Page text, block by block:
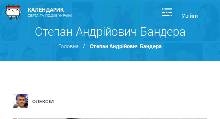
КАЛЕНДАРИК
СВЯТА ТА ПОДІЇ В УКРАЇНІ Увійти
Степан Андрійович Бандера
Головна / Степан Андрійович Бандера
ОЛЕКСІЙ